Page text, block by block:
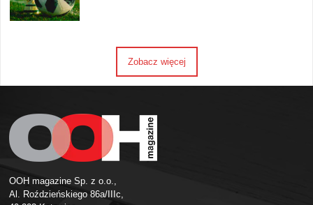
Zobacz więcej
OOH magazine Sp. z o.o.,
Al. Roździeńskiego 86a/IIIc,